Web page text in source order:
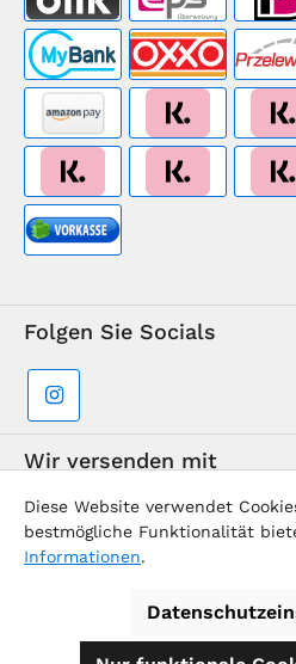
Folgen Sie Socials
Wir versenden mit
Diese Website verwendet
bestmögliche Funktionalität
Informationen.